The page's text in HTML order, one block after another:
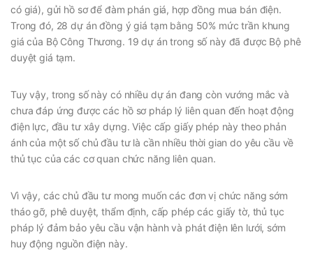
có giá), gửi hồ sơ để đàm phán giá, hợp đồng mua bán điện.
Trong đó, 28 dự án đồng ý giá tạm bằng 50% mức trần khung
giá của Bộ Công Thương. 19 dự án trong số này đã được Bộ phê
duyệt giá tạm.
Tuy vậy, trong số này có nhiều dự án đang còn vướng mắc và
chưa đáp ứng được các hồ sơ pháp lý liên quan đến hoạt động
điện lực, đầu tư xây dựng. Việc cấp giấy phép này theo phản
ánh của một số chủ đầu tư là cần nhiều thời gian do yêu cầu về
thủ tục của các cơ quan chức năng liên quan.
Vì vậy, các chủ đầu tư mong muốn các đơn vị chức năng sớm
tháo gỡ, phê duyệt, thẩm định, cấp phép các giấy tờ, thủ tục
pháp lý đảm bảo yêu cầu vận hành và phát điện lên lưới, sớm
huy động nguồn điện này.